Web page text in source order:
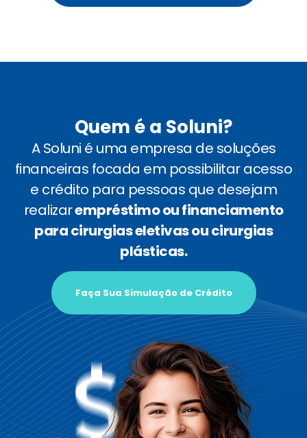
Quem é a Soluni?
A Soluni é uma empresa de soluções
financeiras focada em possibilitar acesso
e crédito para pessoas que desejam
realizarempréstimo ou financiamento
para cirurgias eletivas ou cirurgias
plásticas.
Faça Sua Simulação de Crédito